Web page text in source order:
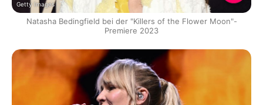
Getty Images
Natasha Bedingfield bei der "Killers of the Flower Moon"-
Premiere 2023